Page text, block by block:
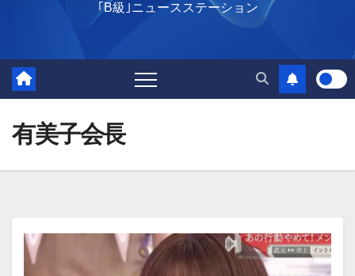
｢B級｣ニュースステーション
有美子会長